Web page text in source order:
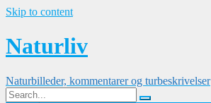
Skip to content
Naturliv
Naturbilleder, kommentarer og turbeskrivelser